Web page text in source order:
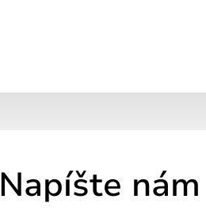
Napíšte nám